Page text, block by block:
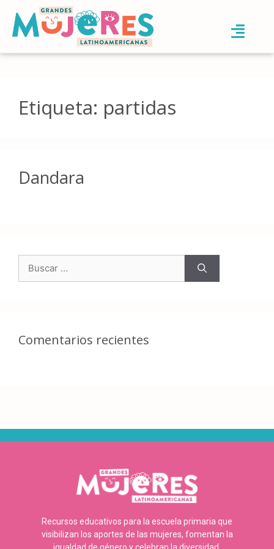
Etiqueta: partidas
Dandara
Comentarios recientes
Recursos educativos para la escuela primaria que
visibilizan los aportes de las mujeres, fomentan la
igualdad de género y celebran la diversidad.